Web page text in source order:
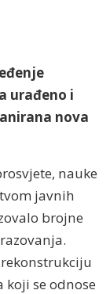
urađeno i
nova
nauke
javnih
brojne
se odnose